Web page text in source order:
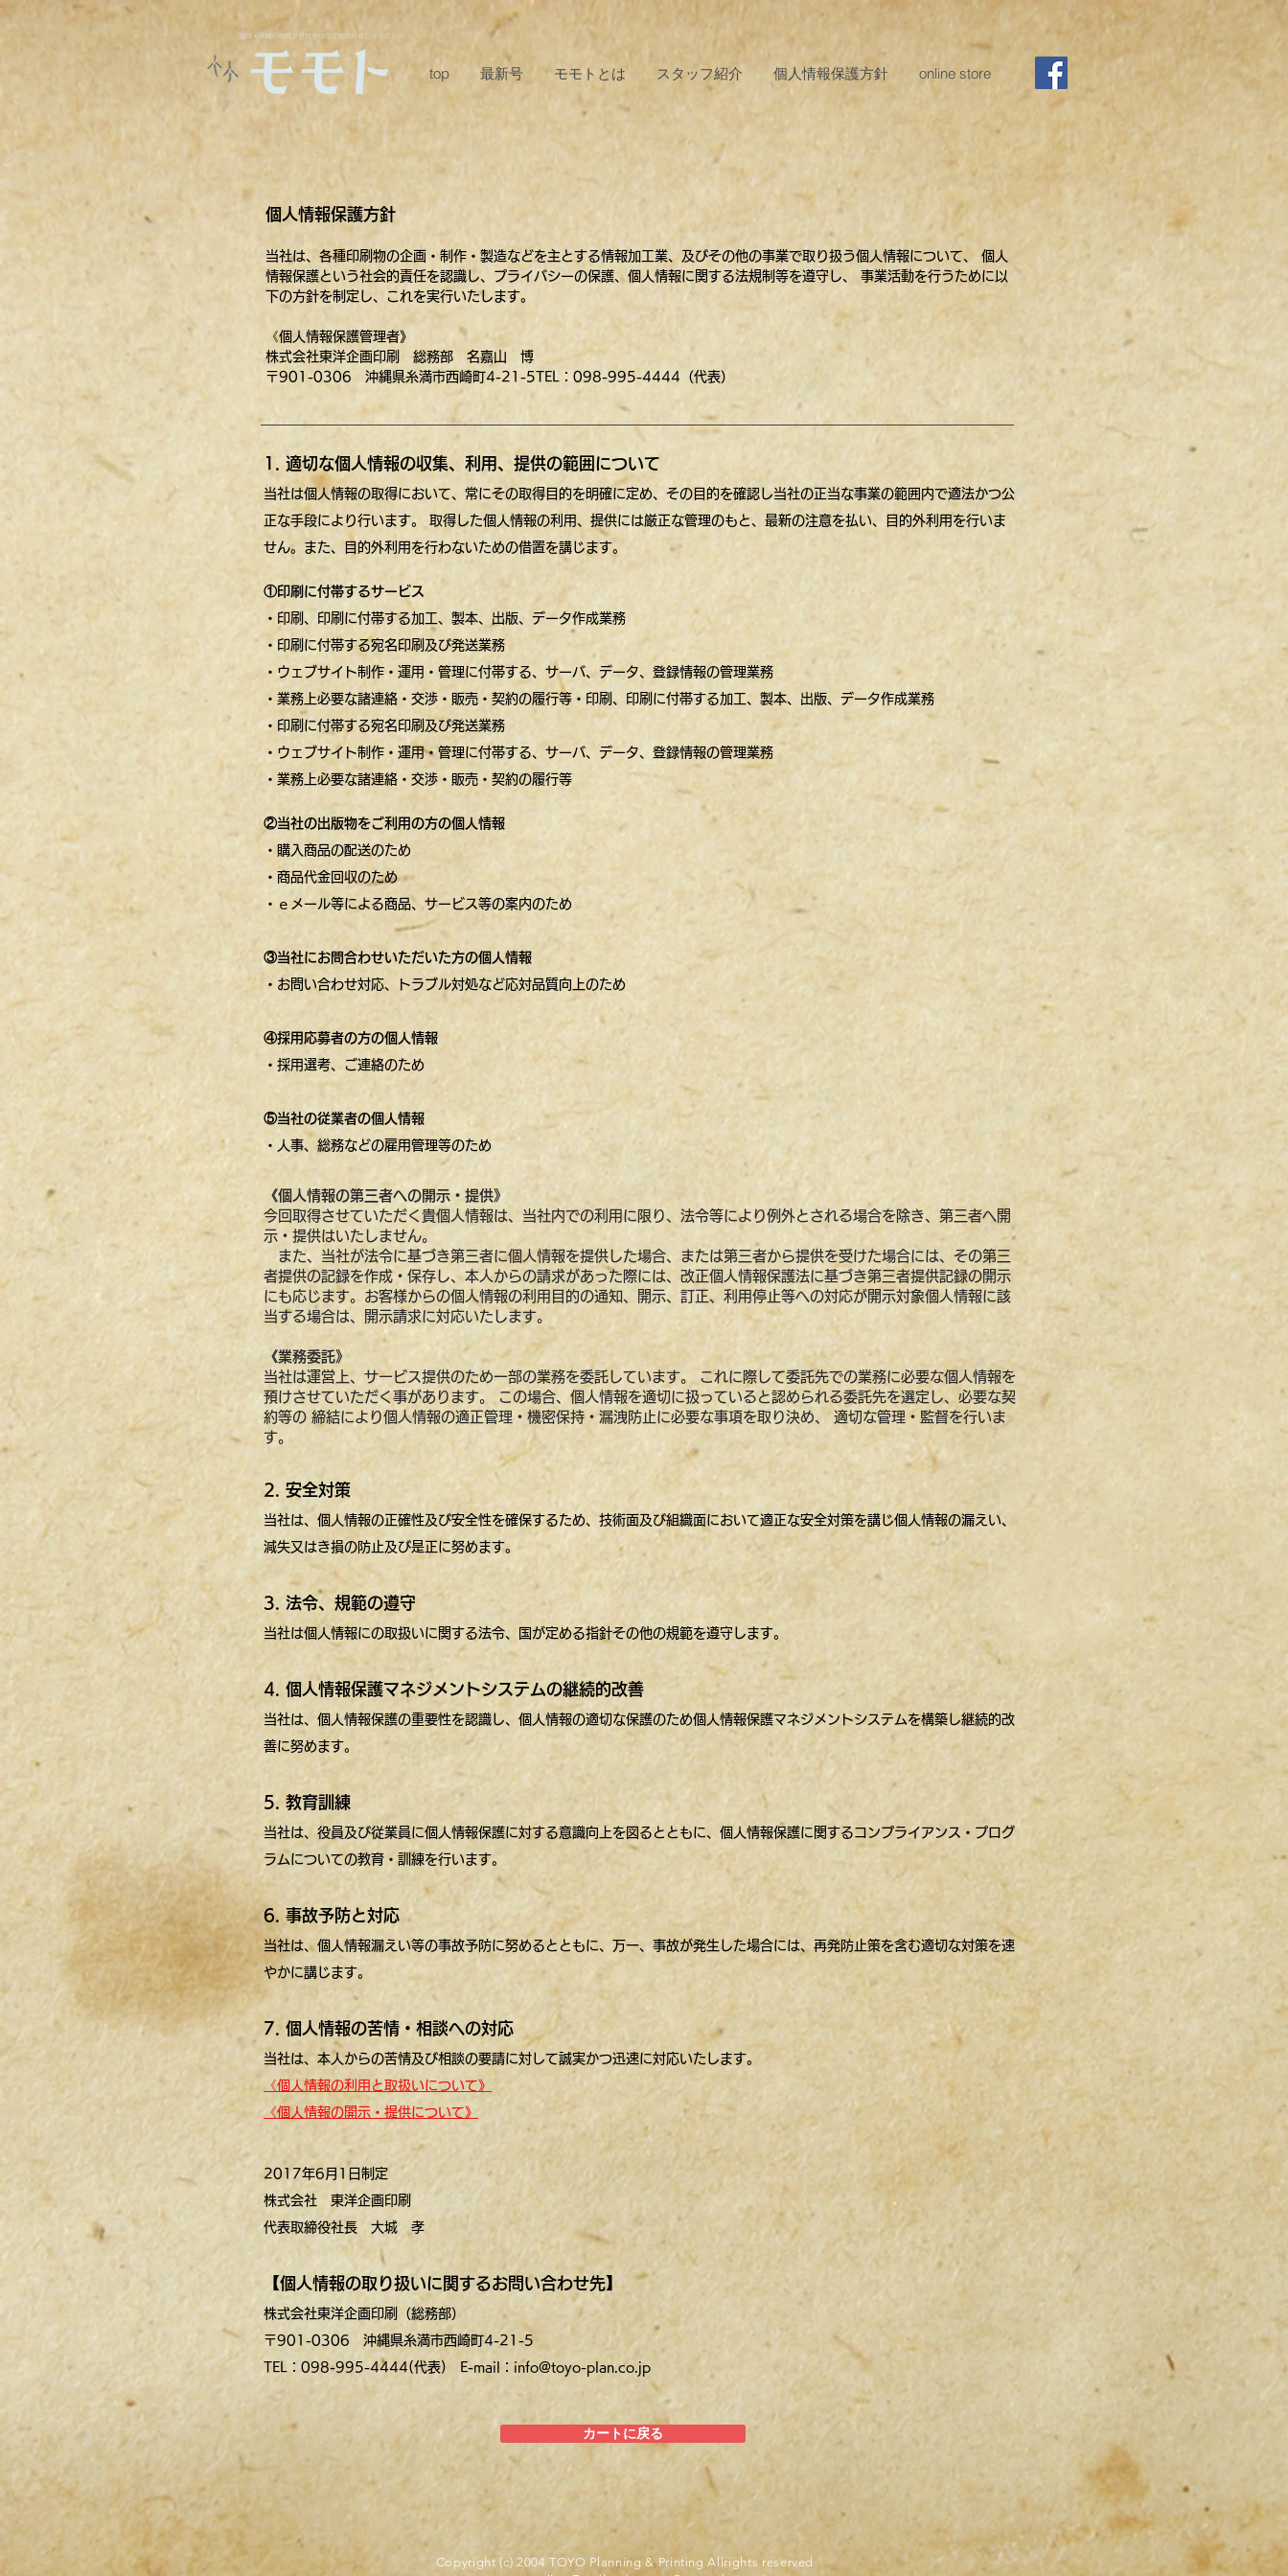
top 最新号 モモトとは スタッフ紹介 個人情報保護方針 online store
個人情報保護方針
当社は、各種印刷物の企画・制作・製造などを主とする情報加工業、及びその他の事業で取り扱う個人情報について、 個人
情報保護という社会的責任を認識し、プライバシーの保護、個人情報に関する法規制等を遵守し、 事業活動を行うために以
下の方針を制定し、これを実行いたします。
《個人情報保護管理者》
株式会社東洋企画印刷 総務部 名嘉山 博
〒901-0306 沖縄県糸満市西崎町4-21-5TEL：098-995-4444（代表）
1. 適切な個人情報の収集、利用、提供の範囲について
当社は個人情報の取得において、常にその取得目的を明確に定め、その目的を確認し当社の正当な事業の範囲内で適法かつ公
正な手段により行います。 取得した個人情報の利用、提供には厳正な管理のもと、最新の注意を払い、目的外利用を行いま
せん。また、目的外利用を行わないための借置を講じます。
①印刷に付帯するサービス
・印刷、印刷に付帯する加工、製本、出版、データ作成業務
・印刷に付帯する宛名印刷及び発送業務
・ウェブサイト制作・運用・管理に付帯する、サーバ、データ、登録情報の管理業務
・業務上必要な諸連絡・交渉・販売・契約の履行等・印刷、印刷に付帯する加工、製本、出版、データ作成業務
・印刷に付帯する宛名印刷及び発送業務
・ウェブサイト制作・運用・管理に付帯する、サーバ、データ、登録情報の管理業務
・業務上必要な諸連絡・交渉・販売・契約の履行等
②当社の出版物をご利用の方の個人情報
・購入商品の配送のため
・商品代金回収のため
・ｅメール等による商品、サービス等の案内のため
③当社にお問合わせいただいた方の個人情報
・お問い合わせ対応、トラブル対処など応対品質向上のため
④採用応募者の方の個人情報
・採用選考、ご連絡のため
⑤当社の従業者の個人情報
・人事、総務などの雇用管理等のため
《個人情報の第三者への開示・提供》
今回取得させていただく貴個人情報は、当社内での利用に限り、法令等により例外とされる場合を除き、第三者へ開
示・提供はいたしません。
また、当社が法令に基づき第三者に個人情報を提供した場合、または第三者から提供を受けた場合には、その第三
者提供の記録を作成・保存し、本人からの請求があった際には、改正個人情報保護法に基づき第三者提供記録の開示
にも応じます。お客様からの個人情報の利用目的の通知、開示、訂正、利用停止等への対応が開示対象個人情報に該
当する場合は、開示請求に対応いたします。
《業務委託》
当社は運営上、サービス提供のため一部の業務を委託しています。 これに際して委託先での業務に必要な個人情報を
預けさせていただく事があります。 この場合、個人情報を適切に扱っていると認められる委託先を選定し、必要な契
約等の 締結により個人情報の適正管理・機密保持・漏洩防止に必要な事項を取り決め、 適切な管理・監督を行いま
す。
2. 安全対策
当社は、個人情報の正確性及び安全性を確保するため、技術面及び組織面において適正な安全対策を講じ個人情報の漏えい、
減失又はき損の防止及び是正に努めます。
3. 法令、規範の遵守
当社は個人情報にの取扱いに関する法令、国が定める指針その他の規範を遵守します。
4. 個人情報保護マネジメントシステムの継続的改善
当社は、個人情報保護の重要性を認識し、個人情報の適切な保護のため個人情報保護マネジメントシステムを構築し継続的改
善に努めます。
5. 教育訓練
当社は、役員及び従業員に個人情報保護に対する意識向上を図るとともに、個人情報保護に関するコンプライアンス・プログ
ラムについての教育・訓練を行います。
6. 事故予防と対応
当社は、個人情報漏えい等の事故予防に努めるとともに、万一、事故が発生した場合には、再発防止策を含む適切な対策を速
やかに講じます。
7. 個人情報の苦情・相談への対応
当社は、本人からの苦情及び相談の要請に対して誠実かつ迅速に対応いたします。
《個人情報の利用と取扱いについて》
《個人情報の開示・提供について》
2017年6月1日制定
株式会社 東洋企画印刷
代表取締役社長 大城 孝
【個人情報の取り扱いに関するお問い合わせ先】
株式会社東洋企画印刷（総務部）
〒901-0306 沖縄県糸満市西崎町4-21-5
TEL：098-995-4444(代表) E-mail：info@toyo-plan.co.jp
カートに戻る
Copyright (c) 2004 TOYO Planning & Printing Allrights reserved